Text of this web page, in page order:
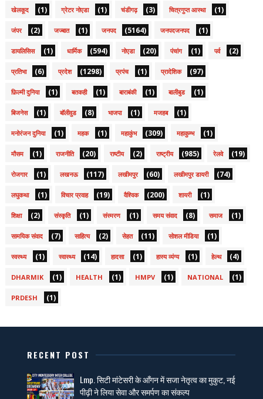
खेलकूद (1) ग्रेटर नोएडा (1) चंडीगढ़ (3) चित्रगुप्त आस्था (1)
जंपर (2) जज्बात (1) जनपद (5164) जनपदजनपद (1)
डायलिसिस (1) धार्मिक (594) नोएडा (20) पंचांग (1) पर्व (2)
प्रतिभा (6) प्रदेश (1298) प्रपंच (1) प्रादेशिक (97)
फ़िल्मी दुनिया (1) बतकही (1) बाराबंकी (1) बालीबुड (1)
बिजनेस (1) बॉलीवुड (8) भाजपा (1) मजहब (1)
मनोरंजन दुनिया (1) महक (1) महाकुंभ (309) महाकुम्भ (1)
मौसम (1) राजनीति (20) राष्टीय (2) राष्ट्रीय (985) रेलवे (19)
रोजगार (1) लखनऊ (117) लखीमपुर (60) लखीमपुर डायरी (74)
लघुकथा (1) विचार प्रवाह (19) वैश्विक (200) शायरी (1)
शिक्षा (2) संस्कृति (1) संस्मरण (1) समय संवाद (8) समाज (1)
सामयिक संवाद (7) साहित्य (2) सेहत (11) सोशल मीडिया (1)
स्वस्थ्य (1) स्वास्थ्य (14) हादसा (1) हास्य व्यंग्य (1) हेल्थ (4)
DHARMIK (1) HEALTH (1) HMPV (1) NATIONAL (1)
PRDESH (1)
RECENT POST
Lmp. सिटी मांटेसरी के आँगन में सजा नेतृत्व का मुकुट, नई
पीढ़ी ने लिया सेवा और समर्पण का संकल्प